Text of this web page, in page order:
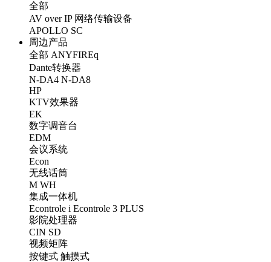
全部
AV over IP 网络传输设备
APOLLO SC
周边产品
全部 ANYFIREq
Dante转换器
N-DA4 N-DA8
HP
KTV效果器
EK
数字调音台
EDM
会议系统
Econ
无线话筒
M WH
集成一体机
Econtrole i Econtrole 3 PLUS
影院处理器
CIN SD
视频矩阵
按键式 触摸式